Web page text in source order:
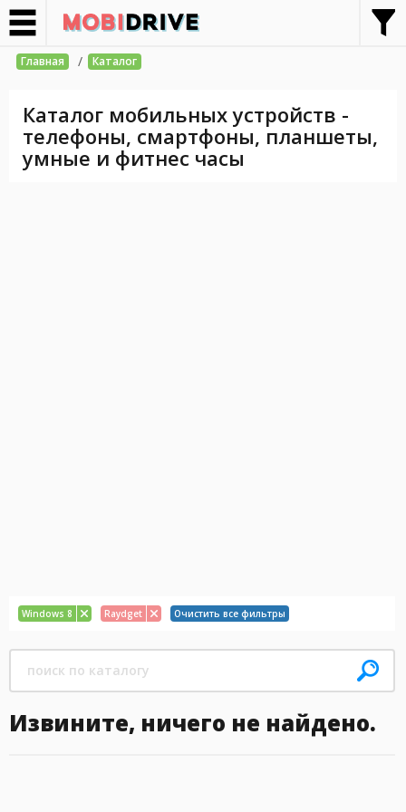
Главная / Каталог
Каталог мобильных устройств -
телефоны, смартфоны, планшеты,
умные и фитнес часы
Windows 8 Raydget Очистить все фильтры
Извините, ничего не найдено.